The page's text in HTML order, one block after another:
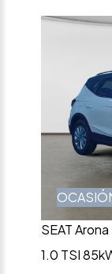
SEAT Arona
1.0 TSI